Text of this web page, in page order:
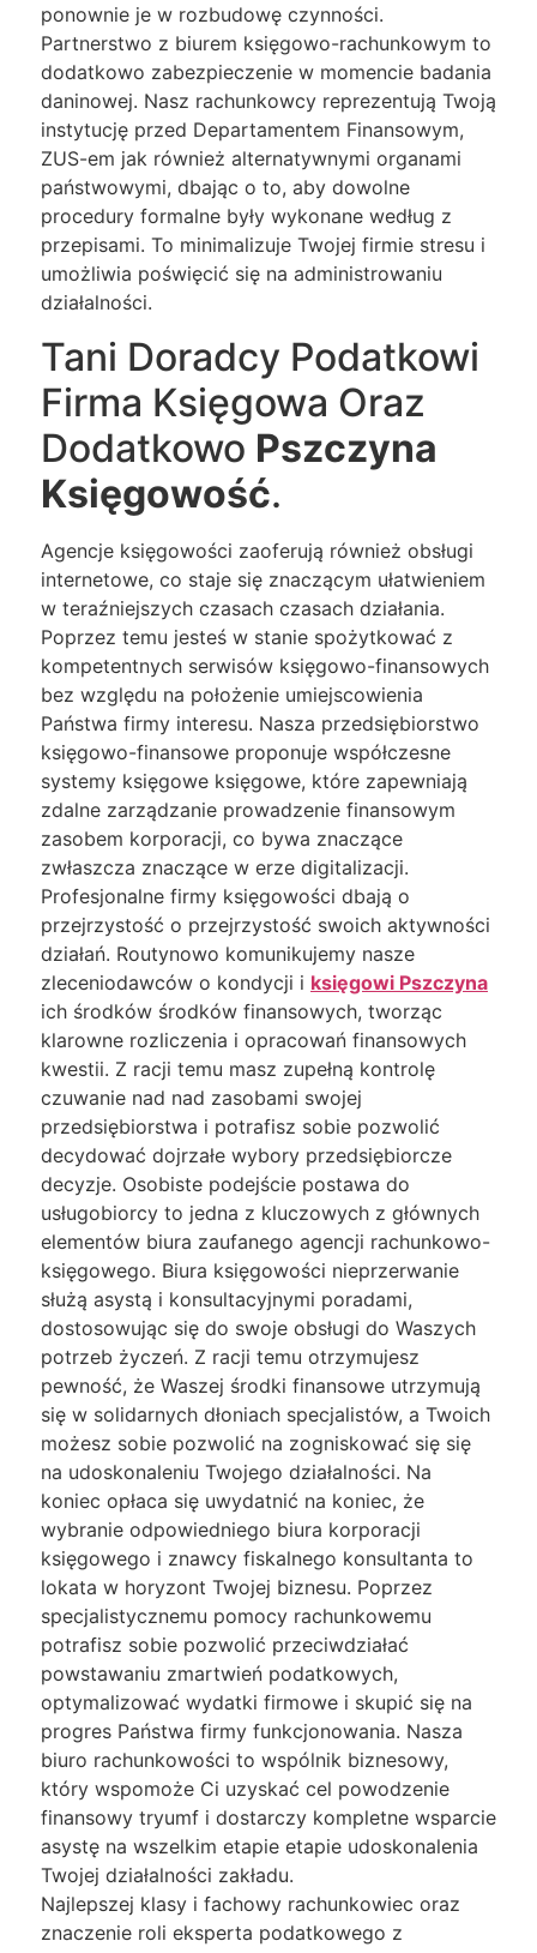
ponownie je w rozbudowę czynności.
Partnerstwo z biurem księgowo-rachunkowym to
dodatkowo zabezpieczenie w momencie badania
daninowej. Nasz rachunkowcy reprezentują Twoją
instytucję przed Departamentem Finansowym,
ZUS-em jak również alternatywnymi organami
państwowymi, dbając o to, aby dowolne
procedury formalne były wykonane według z
przepisami. To minimalizuje Twojej firmie stresu i
umożliwia poświęcić się na administrowaniu
działalności.
Tani Doradcy Podatkowi
Firma Księgowa Oraz
Dodatkowo Pszczyna
Księgowość.
Agencje księgowości zaoferują również obsługi
internetowe, co staje się znaczącym ułatwieniem
w teraźniejszych czasach czasach działania.
Poprzez temu jesteś w stanie spożytkować z
kompetentnych serwisów księgowo-finansowych
bez względu na położenie umiejscowienia
Państwa firmy interesu. Nasza przedsiębiorstwo
księgowo-finansowe proponuje współczesne
systemy księgowe księgowe, które zapewniają
zdalne zarządzanie prowadzenie finansowym
zasobem korporacji, co bywa znaczące
zwłaszcza znaczące w erze digitalizacji.
Profesjonalne firmy księgowości dbają o
przejrzystość o przejrzystość swoich aktywności
działań. Routynowo komunikujemy nasze
zleceniodawców o kondycji i księgowi Pszczyna
ich środków środków finansowych, tworząc
klarowne rozliczenia i opracowań finansowych
kwestii. Z racji temu masz zupełną kontrolę
czuwanie nad nad zasobami swojej
przedsiębiorstwa i potrafisz sobie pozwolić
decydować dojrzałe wybory przedsiębiorcze
decyzje. Osobiste podejście postawa do
usługobiorcy to jedna z kluczowych z głównych
elementów biura zaufanego agencji rachunkowo-
księgowego. Biura księgowości nieprzerwanie
służą asystą i konsultacyjnymi poradami,
dostosowując się do swoje obsługi do Waszych
potrzeb życzeń. Z racji temu otrzymujesz
pewność, że Waszej środki finansowe utrzymują
się w solidarnych dłoniach specjalistów, a Twoich
możesz sobie pozwolić na zogniskować się się
na udoskonaleniu Twojego działalności. Na
koniec opłaca się uwydatnić na koniec, że
wybranie odpowiedniego biura korporacji
księgowego i znawcy fiskalnego konsultanta to
lokata w horyzont Twojej biznesu. Poprzez
specjalistycznemu pomocy rachunkowemu
potrafisz sobie pozwolić przeciwdziałać
powstawaniu zmartwień podatkowych,
optymalizować wydatki firmowe i skupić się na
progres Państwa firmy funkcjonowania. Nasza
biuro rachunkowości to wspólnik biznesowy,
który wspomoże Ci uzyskać cel powodzenie
finansowy tryumf i dostarczy kompletne wsparcie
asystę na wszelkim etapie etapie udoskonalenia
Twojej działalności zakładu.
Najlepszej klasy i fachowy rachunkowiec oraz
znaczenie roli eksperta podatkowego z